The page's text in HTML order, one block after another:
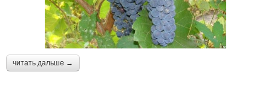
читать дальше →